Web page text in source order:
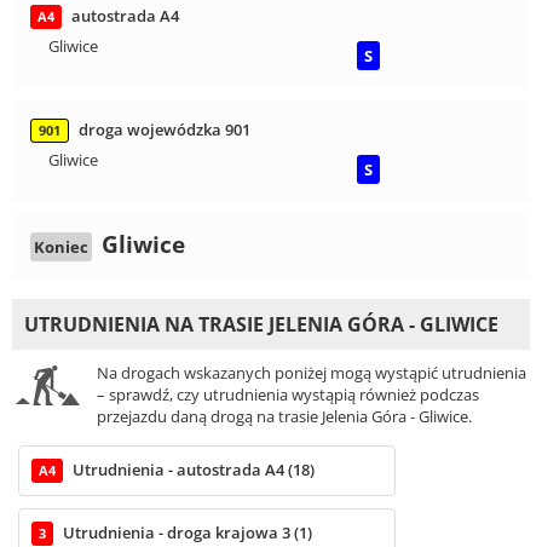
A4
autostrada A4
Gliwice
S
901
droga wojewódzka 901
Gliwice
S
Koniec Gliwice
UTRUDNIENIA NA TRASIE JELENIA GÓRA - GLIWICE
Na drogach wskazanych poniżej mogą wystąpić utrudnienia
– sprawdź, czy utrudnienia wystąpią również podczas
przejazdu daną drogą na trasie Jelenia Góra - Gliwice.
A4 Utrudnienia - autostrada A4 (18)
3 Utrudnienia - droga krajowa 3 (1)